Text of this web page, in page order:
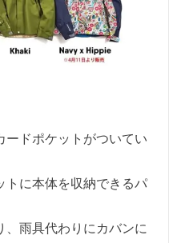
ードポケットがついてい
トに本体を収納できるパ
、雨具代わりにカバンに